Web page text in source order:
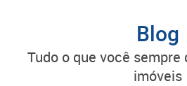
Blog
tudo o que você sempre quis saber sobre
imóveis